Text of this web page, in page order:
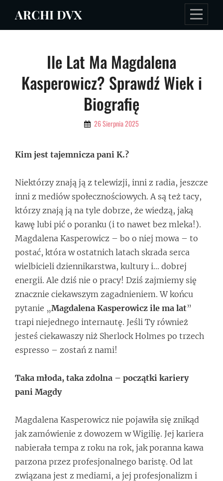
ARCHI DVX
Ile Lat Ma Magdalena
Kasperowicz? Sprawdź Wiek i
Biografię
By 26 Sierpnia 2025
Kim jest tajemnicza pani K.?
Niektórzy znają ją z telewizji, inni z radia, jeszcze
inni z mediów społecznościowych. A są też tacy,
którzy znają ją na tyle dobrze, że wiedzą, jaką
kawę lubi pić o poranku (i to nawet bez mleka!).
Magdalena Kasperowicz – bo o niej mowa – to
postać, która w ostatnich latach skrada serca
wielbicieli dziennikarstwa, kultury i… dobrej
energii. Ale dziś nie o pracy! Dziś zajmiemy się
znacznie ciekawszym zagadnieniem. W końcu
pytanie „Magdalena Kasperowicz ile ma lat”
trapi niejednego internautę. Jeśli Ty również
jesteś ciekawaszy niż Sherlock Holmes po trzech
espresso – zostań z nami!
Taka młoda, taka zdolna – początki kariery
pani Magdy
Magdalena Kasperowicz nie pojawiła się znikąd
jak zamówienie z dowozem w Wigilię. Jej kariera
nabierała tempa z roku na rok, jak poranna kawa
parzona przez profesjonalnego baristę. Od lat
związana jest z mediami, a jej profesjonalizm i
Nawigacja
wpisu